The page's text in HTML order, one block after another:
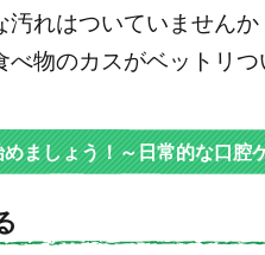
汚れはついていませんか
べ物のカスがベットリ
ましょう！～日常的な口腔